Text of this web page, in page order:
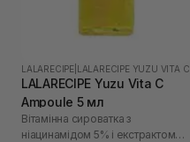
LALARECIPE LALARECIPE YUZU VITA C
LALARECIPE Yuzu Vita C
Ampoule 5 мл
Вітамінна сироватка з
ніацинамідом 5% і екстрактом